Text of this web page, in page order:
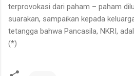
terprovokasi dari paham – paham
suarakan, sampaikan kepada
tetangga bahwa Pancasila, NKRI,
(*)